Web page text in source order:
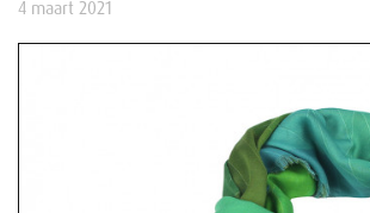
4 maart 2021